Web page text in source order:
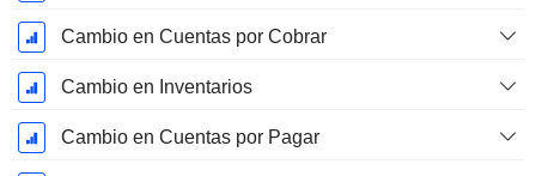
Cambio en Cuentas por Cobrar
Cambio en Inventarios
Cambio en Cuentas por Pagar